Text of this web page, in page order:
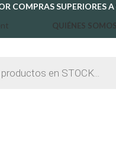
COMPRAS SUPERIORES
QUIÉNES SOMOS